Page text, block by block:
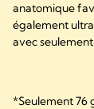
anatomique
également
avec
*Seulement 76